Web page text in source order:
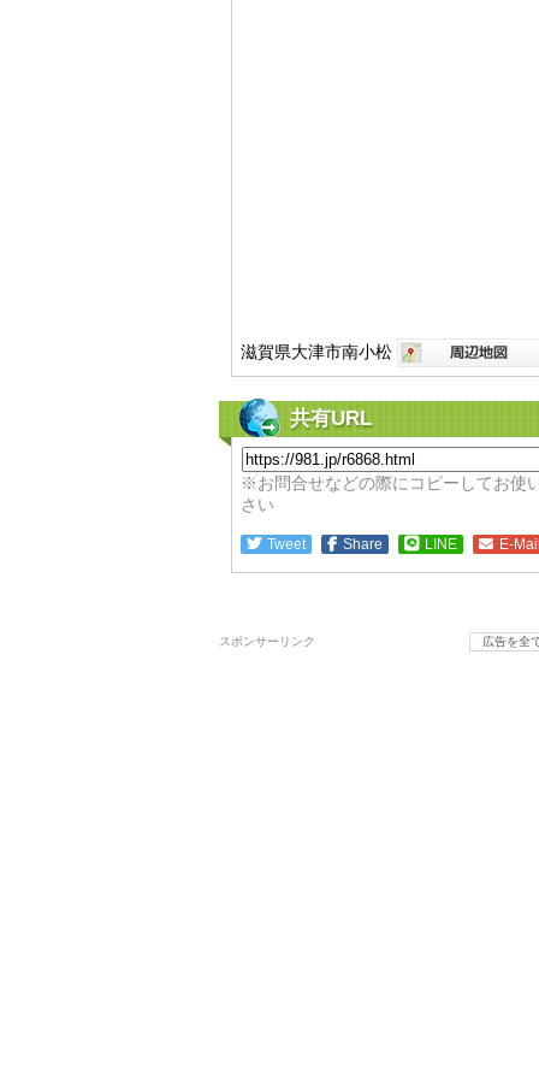
滋賀県大津市南小松
共有URL
※お問合せなどの際にコピーしてお使
さい
Tweet Share LINE E-
スポンサーリンク 広告を全